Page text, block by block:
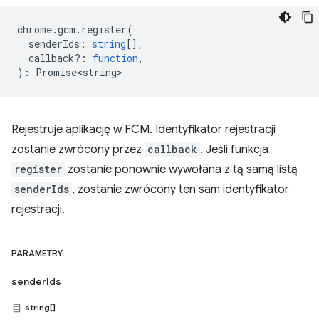
chrome.gcm . register(
senderIds : string[],
callback? : function,
) : Promise<string>
Rejestruje aplikację w FCM. Identyfikator rejestracji
zostanie zwrócony przez callback . Jeśli funkcja
register zostanie ponownie wywołana z tą samą listą
senderIds , zostanie zwrócony ten sam identyfikator
rejestracji.
PARAMETRY
senderIds
string[]